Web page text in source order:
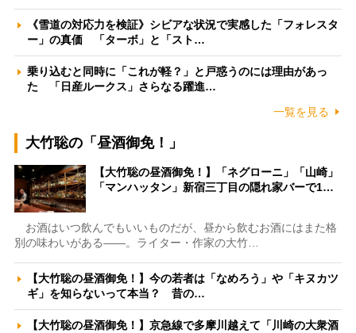
《雪道の対応力を検証》シビアな状況で実感した「フォレスタ
ー」の真価 「ターボ」と「スト…
乗り込むと同時に「これが軽？」と戸惑うのには理由があっ
た 「日産ルークス」さらなる躍進…
一覧を見る
大竹聡の「昼酒御免！」
【大竹聡の昼酒御免！】「ネグローニ」「山崎」
「マンハッタン」新宿三丁目の隠れ家バーで1…
お酒はいつ飲んでもいいものだが、昼から飲むお酒にはまた格
別の味わいがある――。ライター・作家の大竹…
【大竹聡の昼酒御免！】今の若者は「なめろう」や「キヌカツ
ギ」を知らないって本当？ 昔の…
【大竹聡の昼酒御免！】京急線で多摩川越えて「川崎の大衆酒